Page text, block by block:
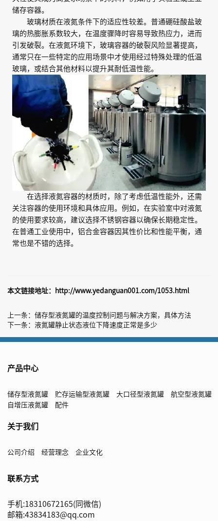
储存容器。
玻璃材质在液氮条件下的适应性较差。普通硼硅酸盐玻
璃的热膨胀系数较大，在温度骤降时容易导致热应力，进而
引发破裂。在液氮环境下，玻璃容器的破裂风险显著提高，
通常只在一些特定的应用场景中才使用经过特殊处理的低温
玻璃，或结合其他材料以提升其耐低温性能。
在选择液氮容器的材质时，除了考虑低温性能外，还需
关注容器的使用环境和具体应用。例如，在实验室中对液氮
的使用要求较高，建议选择不锈钢容器以确保长期稳定性。
在普通工业使用中，铝合金容器因其性价比和性能平衡，通
常也是不错的选择。
本文链接地址： http://www.yedanguan001.com/1053.html
上一条： 储存型液氮罐的温度控制问题与解决方案，具体方法
下一条： 液氮罐静止状态液位下降速度正常是多少
产品中心
储存型液氮罐 贮存运输型液氮罐 大口径型液氮罐
航空型液氮罐
自增压液氮罐
配件
关于我们
公司介绍 经营理念 企业文化
联系方式
手机:18310672165(同微信)
邮箱:43834183@qq.com